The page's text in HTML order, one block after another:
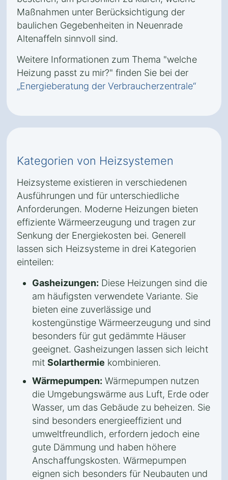
Maßnahmen unter Berücksichtigung der
baulichen Gegebenheiten in Neuenrade
Altenaffeln sinnvoll sind.
Weitere Informationen zum Thema "welche
Heizung passt zu mir?" finden Sie bei der
„Energieberatung der Verbraucherzentrale“
Kategorien von Heizsystemen
Heizsysteme existieren in verschiedenen
Ausführungen und für unterschiedliche
Anforderungen. Moderne Heizungen bieten
effiziente Wärmeerzeugung und tragen zur
Senkung der Energiekosten bei. Generell
lassen sich Heizsysteme in drei Kategorien
einteilen:
Gasheizungen: Diese Heizungen sind die
am häufigsten verwendete Variante. Sie
bieten eine zuverlässige und
kostengünstige Wärmeerzeugung und sind
besonders für gut gedämmte Häuser
geeignet. Gasheizungen lassen sich leicht
mit Solarthermie kombinieren.
Wärmepumpen: Wärmepumpen nutzen
die Umgebungswärme aus Luft, Erde oder
Wasser, um das Gebäude zu beheizen. Sie
sind besonders energieeffizient und
umweltfreundlich, erfordern jedoch eine
gute Dämmung und haben höhere
Anschaffungskosten. Wärmepumpen
eignen sich besonders für Neubauten und